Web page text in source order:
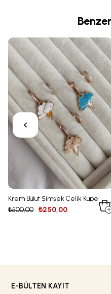
Krem Bulut Şimşek Çelik Küpe
₺250,00
₺500,00
E-BÜLTEN KAYIT